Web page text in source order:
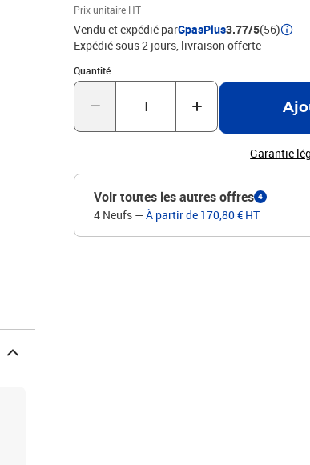
Prix unitaire HT
Vendu et expédié parGpasPlus3.77/5(56)
Expédié sous 2 jours livraison offerte
Quantité
Quantité : 1
Garantie
Voir toutes les autres offres 4
4 Neufs —À partir de 170,80 € HT